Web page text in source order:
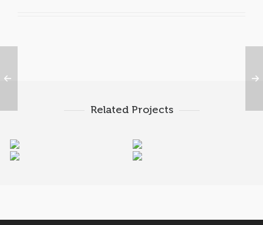
Related Projects